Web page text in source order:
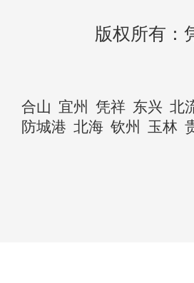
版权所有：
合山 宜州 凭祥 东兴 北
防城港 北海 钦州 玉林